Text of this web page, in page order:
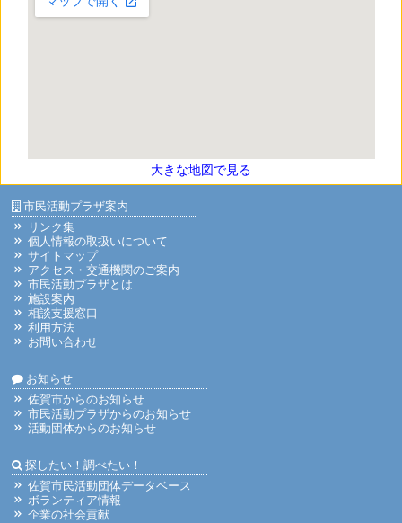
大きな地図で見る
市民活動プラザ案内
リンク集
個人情報の取扱いについて
サイトマップ
アクセス・交通機関のご案内
市民活動プラザとは
施設案内
相談支援窓口
利用方法
お問い合わせ
お知らせ
佐賀市からのお知らせ
市民活動プラザからのお知らせ
活動団体からのお知らせ
探したい！調べたい！
佐賀市民活動団体データベース
ボランティア情報
企業の社会貢献